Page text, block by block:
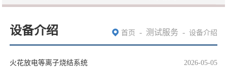
设备介绍 首页 - 测试服务 - 设备介绍
火花放电等离子烧结系统 2026-05-05